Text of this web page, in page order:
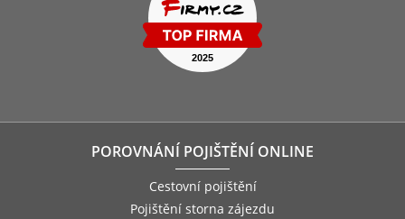
POROVNÁNÍ POJIŠTĚNÍ ONLINE
Cestovní pojištění
Pojištění storna zájezdu